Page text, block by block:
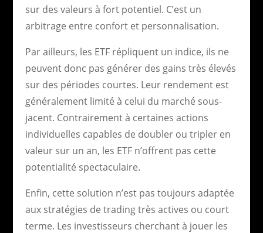
sur des valeurs à fort potentiel. C’est un
arbitrage entre confort et personnalisation.
Par ailleurs, les ETF répliquent un indice, ils ne
peuvent donc pas générer des gains très élevés
sur des périodes courtes. Leur rendement est
généralement limité à celui du marché sous-
jacent. Contrairement à certaines actions
individuelles capables de doubler ou tripler en
valeur sur un an, les ETF n’offrent pas cette
potentialité spectaculaire.
Enfin, cette solution n’est pas toujours adaptée
aux stratégies de trading très actives ou court
terme. Les investisseurs cherchant à jouer les